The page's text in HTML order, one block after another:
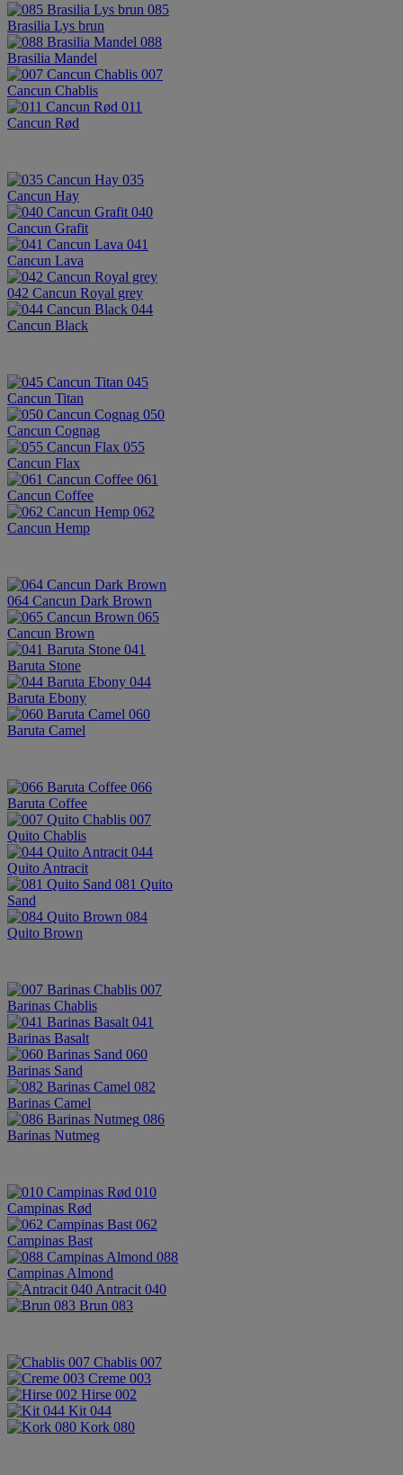
085
Brasilia Lys brun
088
Brasilia Mandel
007
Cancun Chablis
011
Cancun Rød
035
Cancun Hay
040
Cancun Grafit
041
Cancun Lava
042 Cancun Royal grey
044
Cancun Black
045
Cancun Titan
050
Cancun Cognag
055
Cancun Flax
061
Cancun Coffee
062
Cancun Hemp
064 Cancun Dark Brown
065
Cancun Brown
041
Baruta Stone
044
Baruta Ebony
060
Baruta Camel
066
Baruta Coffee
007
Quito Chablis
044
Quito Antracit
081 Quito
Sand
084
Quito Brown
007
Barinas Chablis
041
Barinas Basalt
060
Barinas Sand
082
Barinas Camel
086
Barinas Nutmeg
010
Campinas Rød
062
Campinas Bast
088
Campinas Almond
Antracit 040
Brun 083
Chablis 007
Creme 003
Hirse 002
Kit 044
Kork 080